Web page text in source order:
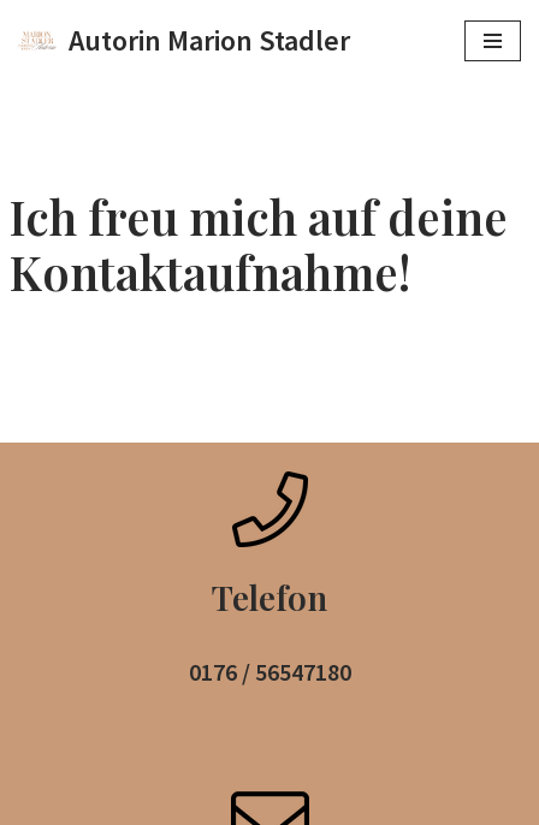
Autorin Marion Stadler
Ich freu mich auf deine
Kontaktaufnahme!
Telefon
0176 / 56547180